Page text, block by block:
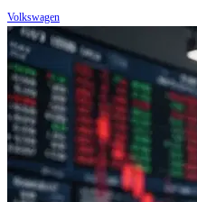
Volkswagen